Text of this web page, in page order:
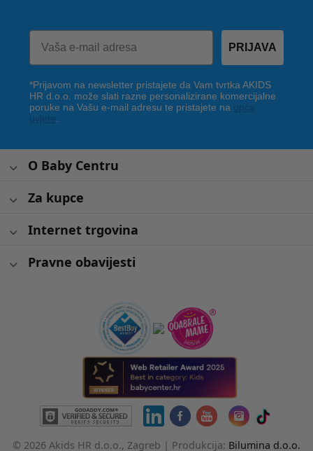
PRIJAVA
*Prijavom na newsletter pristajete da Vam tvrtka AKIDS
HR d.o.o. može slati razne personalizirane komercijalne
poruke na Vašu e-mail adresu te pristajete na
O Baby Centru
Za kupce
Internet trgovina
Pravne obavijesti
© 2026 Akids HR d.o.o., Zagreb | Produkcija: Bilumina d.o.o.